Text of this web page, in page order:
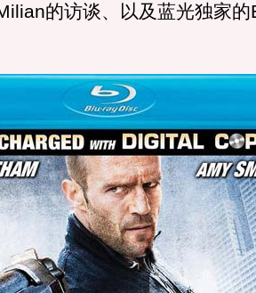
的访谈、以及蓝光独家